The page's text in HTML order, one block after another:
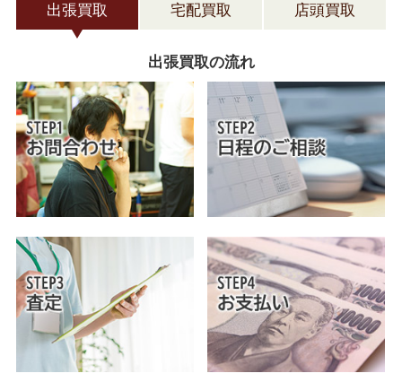
出張買取 宅配買取 店頭買取
出張買取の流れ